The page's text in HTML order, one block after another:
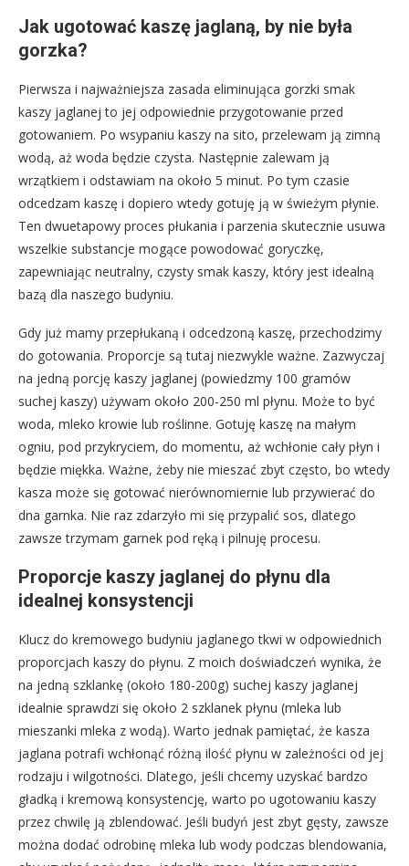
Jak ugotować kaszę jaglaną, by nie była
gorzka?
Pierwsza i najważniejsza zasada eliminująca gorzki smak
kaszy jaglanej to jej odpowiednie przygotowanie przed
gotowaniem. Po wsypaniu kaszy na sito, przelewam ją zimną
wodą, aż woda będzie czysta. Następnie zalewam ją
wrzątkiem i odstawiam na około 5 minut. Po tym czasie
odcedzam kaszę i dopiero wtedy gotuję ją w świeżym płynie.
Ten dwuetapowy proces płukania i parzenia skutecznie usuwa
wszelkie substancje mogące powodować goryczkę,
zapewniając neutralny, czysty smak kaszy, który jest idealną
bazą dla naszego budyniu.
Gdy już mamy przepłukaną i odcedzoną kaszę, przechodzimy
do gotowania. Proporcje są tutaj niezwykle ważne. Zazwyczaj
na jedną porcję kaszy jaglanej (powiedzmy 100 gramów
suchej kaszy) używam około 200-250 ml płynu. Może to być
woda, mleko krowie lub roślinne. Gotuję kaszę na małym
ogniu, pod przykryciem, do momentu, aż wchłonie cały płyn i
będzie miękka. Ważne, żeby nie mieszać zbyt często, bo wtedy
kasza może się gotować nierównomiernie lub przywierać do
dna garnka. Nie raz zdarzyło mi się przypalić sos, dlatego
zawsze trzymam garnek pod ręką i pilnuję procesu.
Proporcje kaszy jaglanej do płynu dla
idealnej konsystencji
Klucz do kremowego budyniu jaglanego tkwi w odpowiednich
proporcjach kaszy do płynu. Z moich doświadczeń wynika, że
na jedną szklankę (około 180-200g) suchej kaszy jaglanej
idealnie sprawdzi się około 2 szklanek płynu (mleka lub
mieszanki mleka z wodą). Warto jednak pamiętać, że kasza
jaglana potrafi wchłonąć różną ilość płynu w zależności od jej
rodzaju i wilgotności. Dlatego, jeśli chcemy uzyskać bardzo
gładką i kremową konsystencję, warto po ugotowaniu kaszy
przez chwilę ją zblendować. Jeśli budyń jest zbyt gęsty, zawsze
można dodać odrobinę mleka lub wody podczas blendowania,